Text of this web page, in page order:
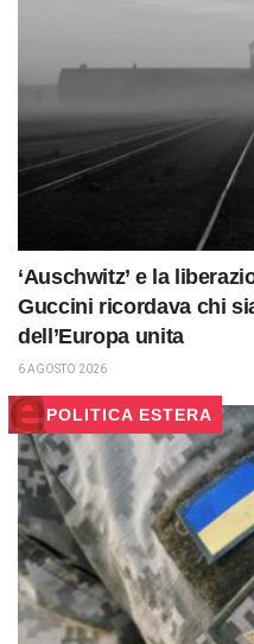
‘Auschwitz’ e la
Guccini ricordava chi
dell’Europa unita
6 AGOSTO 2026
POLITICA ESTERA